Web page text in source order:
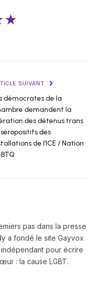
SUIVANT
démocrates de la
demandent la
des détenus trans
des
de l’ICE / Nation
pas dans la presse
a fondé le site Gayvox
pour écrire
: la cause LGBT.